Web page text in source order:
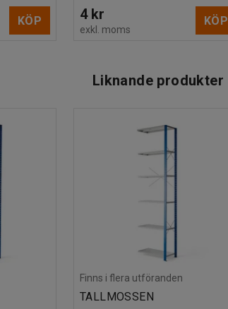
KÖP 4 kr
exkl. moms
KÖP
Liknande produkter
Finns i flera utföranden
TALLMOSSEN